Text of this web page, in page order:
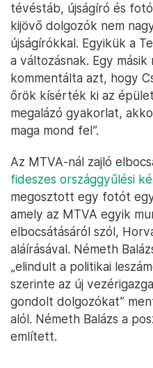
tévéstáb, újságíró és
kijövő dolgozók nem
újságírókkal. Egyikük a
a változásnak. Egy
kommentálta azt, hogy
őrök kísérték ki az
megalázó gyakorlat,
maga mond fel”.
Az MTVA-nál zajló
fideszes országgyűlési
megosztott egy fotót
amely az MTVA egyik
elbocsátásáról szól,
aláírásával. Németh
„elindult a politikai
szerinte az új
gondolt dolgozókat”
alól. Németh Balázs a
említett.